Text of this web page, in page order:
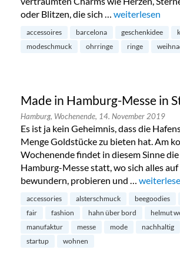
oder Blitzen, die sich … „Luilu Pop Up
weiterlesen
accessoires barcelona geschenkidee
modeschmuck
ohrringe ringe
Made in Hamburg-Messe in
Hamburg, Wochenende, 14. November 2019
Es ist ja kein Geheimnis, dass die
Menge Goldstücke zu bieten hat. Am
Wochenende findet in diesem Sinne
Hamburg-Messe statt, wo sich alles auf
bewundern, probieren und … „Made in
accessories alsterschmuck beegoodies
fair
fashion hahn über bord
helmut
manufaktur
messe mode nachhaltig
startup
wohnen